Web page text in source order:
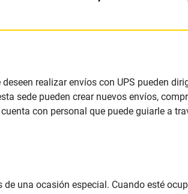
realizar envíos con UPS pueden
sede pueden crear nuevos envíos,
con personal que puede guiarle a
una ocasión especial. Cuando esté